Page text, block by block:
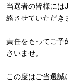
当選者の皆様には
絡させていただき
責任をもってご予
さいませ。
この度はご当選誠